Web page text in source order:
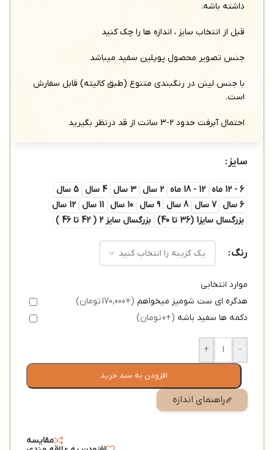
داشته باشه.
قبل از انتخاب سایز ، اندازه ها را چک کنید
جنس تصویر محصول پوپلین سفید میباشد
با جنس لینن در رنگبندی متنوع (طبق کالیته) قابل سفارش
است.
احتمال آبرفت حدود 2-3 سانت از قد درنظر بگیرید
سایز
6 - 12 ماه 12 - 18 ماه 2 سال 3 سال 4 سال
5 سال
6 سال
7 سال 8 سال 9 سال 10 سال 11 سال
12 سال
بزرگسال سایز1 (36 تا 40)
بزرگسال سایز 2 ( 42 تا 46 )
رنگ
موارد انتخابی
هدگره ای ست شومیز میخواهم (+170,000 تومان)
دکمه ها سفید باشه (+0 تومان)
-
+
افزودن به سبد خرید
راهنمای اندازه
مقایسه